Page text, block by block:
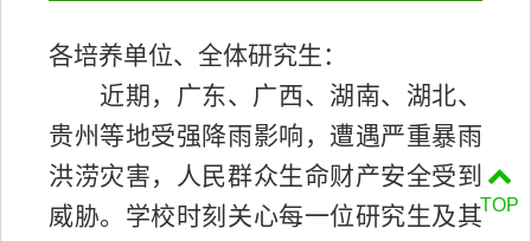
各培养单位、全体研究生 ：
近期，广东、广西、湖南、湖北、
贵州等地受强降雨影响，遭遇严重暴雨
洪涝灾害，人民群众生命财产安全受到
威胁。学校时刻关心每一位研究生及其TOP